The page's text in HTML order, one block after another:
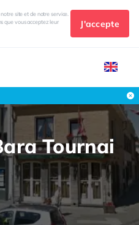
site et de notre service.
que vous acceptez leur
J'accepte
Tournai